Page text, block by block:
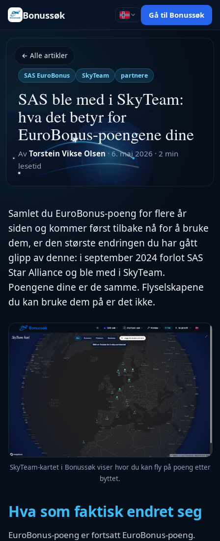
Bonussøk Gå til Bonussøk
← Alle artikler
SAS EuroBonus SkyTeam partnere
SAS ble med i SkyTeam:
hva det betyr for
EuroBonus-poengene dine
Av Torstein Vikse Olsen · 6. mai 2026 · 2 min
lesetid
Samlet du EuroBonus-poeng for flere år
siden og kommer først tilbake nå for å bruke
dem, er den største endringen du har gått
glipp av denne: i september 2024 forlot SAS
Star Alliance og ble med i SkyTeam.
Poengene dine er de samme. Flyselskapene
du kan bruke dem på er det ikke.
SkyTeam-kartet i Bonussøk viser hvor du kan fly på poeng etter
byttet.
Hva som faktisk endret seg
EuroBonus-poeng er fortsatt EuroBonus-poeng.